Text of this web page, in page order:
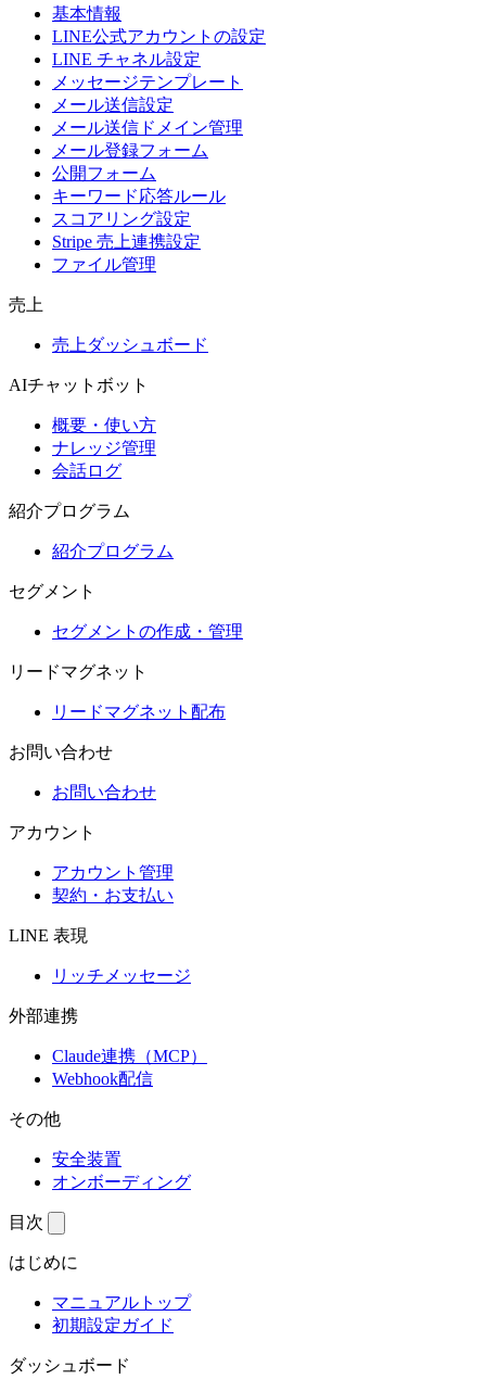
基本情報
LINE公式アカウントの設定
LINE チャネル設定
メッセージテンプレート
メール送信設定
メール送信ドメイン管理
メール登録フォーム
公開フォーム
キーワード応答ルール
スコアリング設定
Stripe 売上連携設定
ファイル管理
売上
売上ダッシュボード
AIチャットボット
概要・使い方
ナレッジ管理
会話ログ
紹介プログラム
紹介プログラム
セグメント
セグメントの作成・管理
リードマグネット
リードマグネット配布
お問い合わせ
お問い合わせ
アカウント
アカウント管理
契約・お支払い
LINE 表現
リッチメッセージ
外部連携
Claude連携（MCP）
Webhook配信
その他
安全装置
オンボーディング
目次
はじめに
マニュアルトップ
初期設定ガイド
ダッシュボード